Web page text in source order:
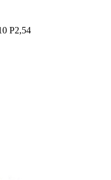
P2,54